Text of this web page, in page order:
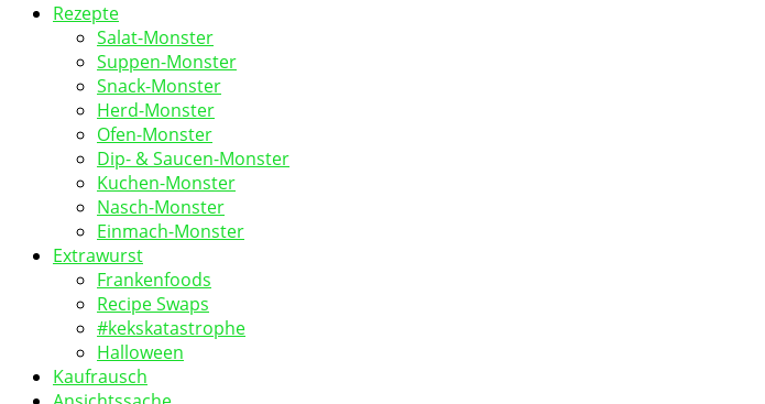
Rezepte
Salat-Monster
Suppen-Monster
Snack-Monster
Herd-Monster
Ofen-Monster
Dip- & Saucen-Monster
Kuchen-Monster
Nasch-Monster
Einmach-Monster
Extrawurst
Frankenfoods
Recipe Swaps
#kekskatastrophe
Halloween
Kaufrausch